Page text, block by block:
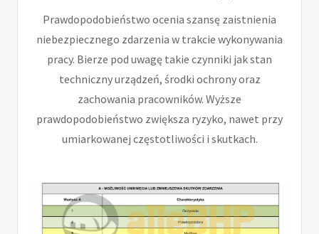
Prawdopodobieństwo ocenia szansę zaistnienia
niebezpiecznego zdarzenia w trakcie wykonywania
pracy. Bierze pod uwagę takie czynniki jak stan
techniczny urządzeń, środki ochrony oraz
zachowania pracowników. Wyższe
prawdopodobieństwo zwiększa ryzyko, nawet przy
umiarkowanej częstotliwości i skutkach.